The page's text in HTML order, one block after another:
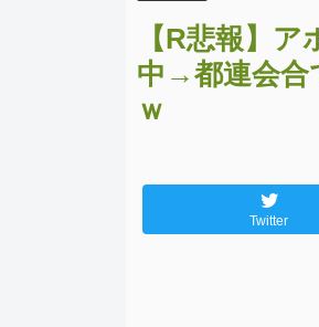
【R悲報】
中→都連会合
ｗ
Twitter